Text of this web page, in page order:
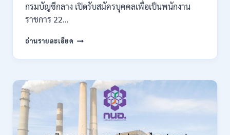
22
กรมบัญชีกลาง เปิดรับสมัครบุคคลเพื่อเป็นพนักงาน
ราชการ 22…
อ่านรายละเอียด กรม
กลาง
รับ
สมัคร
พนักงาน